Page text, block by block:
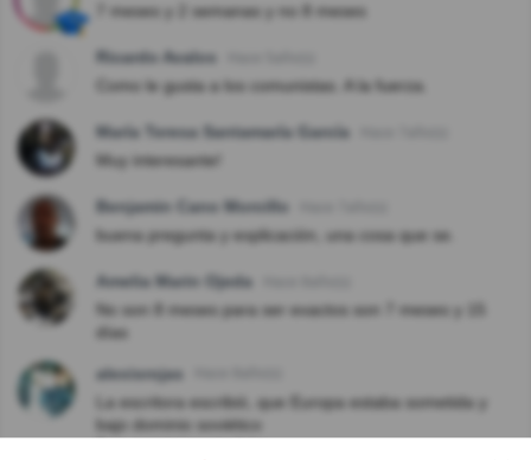
7 meses y 2 semanas y no 8 meses
Ricardo Avalos
Como le gusta a los comunistas. A la fuerza.
María Teresa Santamaría García
Muy interesante!
Benjamin Cano Morcillo
buena pregunta y explicación, una cosa que se.
Amelia Marin Ojeda
No son 8 meses para ser exactos son 7 meses y 15
días
alexisrojas
La escritora escribió, que Europa estaba sometida y
bajo dominio soviético